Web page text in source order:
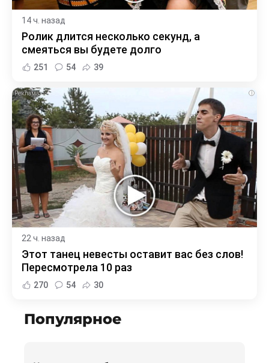
14 ч. назад
Ролик длится несколько секунд, а
смеяться вы будете долго
251 54 39
i
22 ч. назад
Этот танец невесты оставит вас без слов!
Пересмотрела 10 раз
270 54 30
Популярное